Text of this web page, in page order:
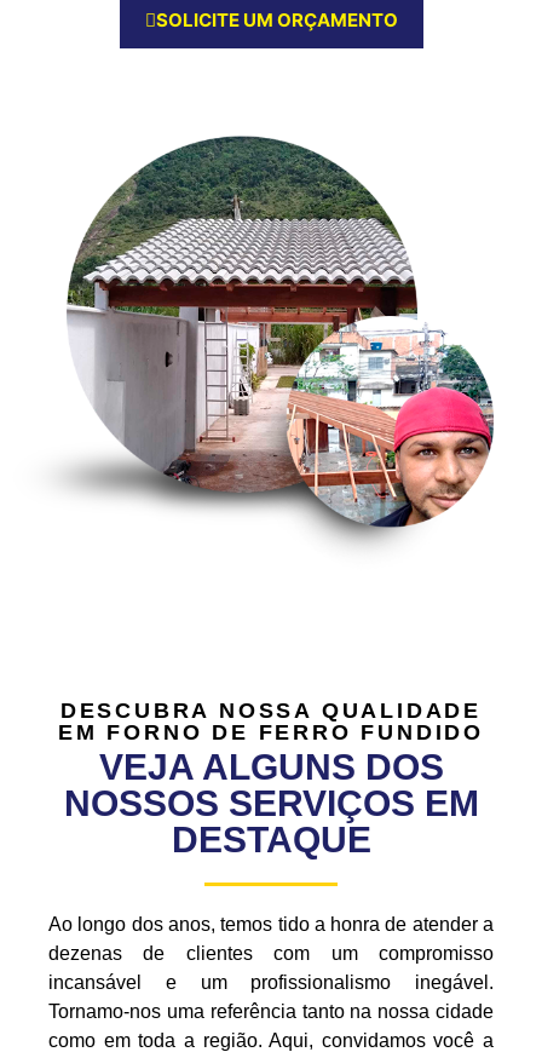
SOLICITE UM ORÇAMENTO
DESCUBRA NOSSA QUALIDADE
EM FORNO DE FERRO FUNDIDO
VEJA ALGUNS DOS
NOSSOS SERVIÇOS EM
DESTAQUE
Ao longo dos anos, temos tido a honra de atender a
dezenas de clientes com um compromisso
incansável e um profissionalismo inegável.
Tornamo-nos uma referência tanto na nossa cidade
como em toda a região. Aqui, convidamos você a